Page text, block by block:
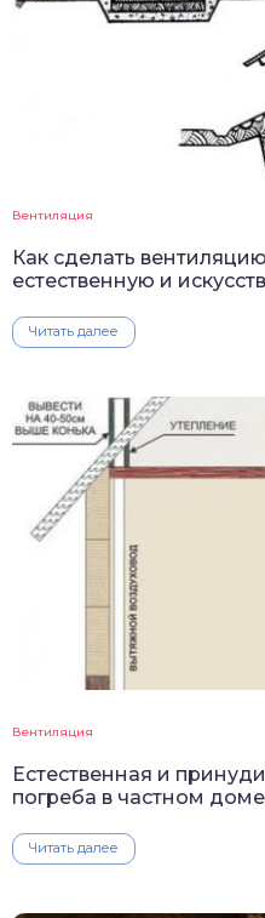
Вентиляция
Как сделать
естественную и
Читать далее
Вентиляция
Естественная и
погреба в частном доме
Читать далее